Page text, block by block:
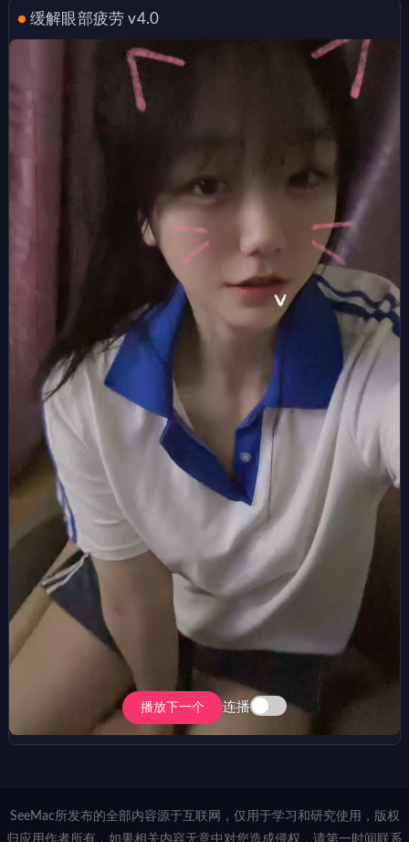
缓解眼部疲劳 v4.0
播放下一个 连播
SeeMac所发布的全部内容源于互联网，仅用于学习和研究使用，版权